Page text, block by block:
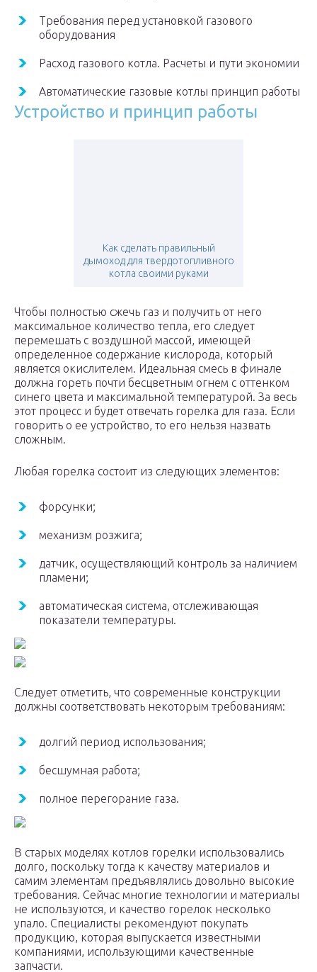
Требования перед установкой газового
оборудования
Расход газового котла. Расчеты и пути экономии
Автоматические газовые котлы принцип работы
Устройство и принцип работы
Как сделать правильный
дымоход для твердотопливного
котла своими руками
Чтобы полностью сжечь газ и получить от него
максимальное количество тепла, его следует
перемешать с воздушной массой, имеющей
определенное содержание кислорода, который
является окислителем. Идеальная смесь в финале
должна гореть почти бесцветным огнем с оттенком
синего цвета и максимальной температурой. За весь
этот процесс и будет отвечать горелка для газа. Если
говорить о ее устройство, то его нельзя назвать
сложным.
Любая горелка состоит из следующих элементов:
форсунки;
механизм розжига;
датчик, осуществляющий контроль за наличием
пламени;
автоматическая система, отслеживающая
показатели температуры.
Следует отметить, что современные конструкции
должны соответствовать некоторым требованиям:
долгий период использования;
бесшумная работа;
полное перегорание газа.
В старых моделях котлов горелки использовались
долго, поскольку тогда к качеству материалов и
самим элементам предъявлялись довольно высокие
требования. Сейчас многие технологии и материалы
не используются, и качество горелок несколько
упало. Специалисты рекомендуют покупать
продукцию, которая выпускается известными
компаниями, использующими качественные
запчасти.